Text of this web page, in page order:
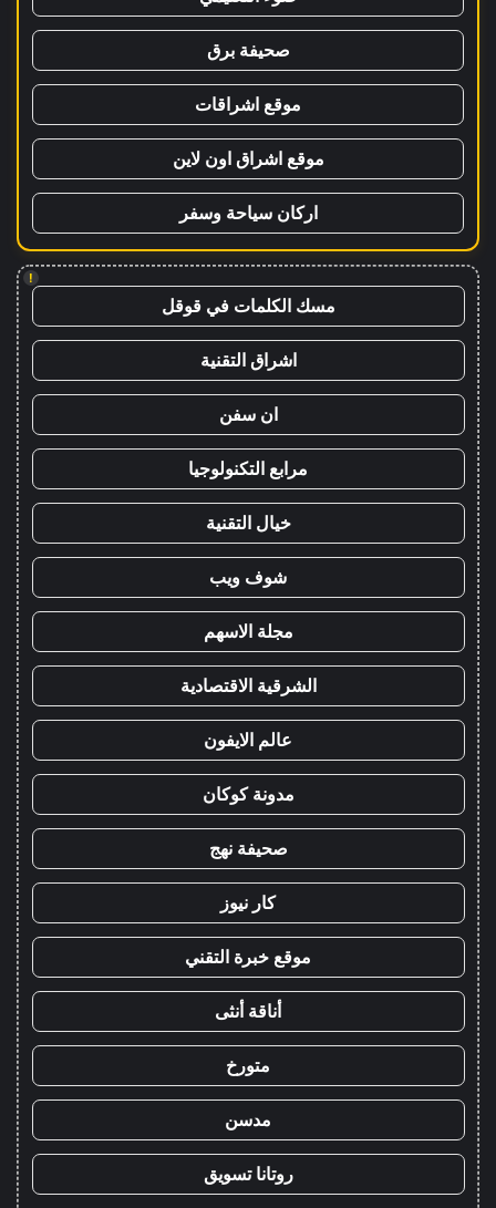
صحيفة برق
موقع اشراقات
موقع اشراق اون لاين
اركان سياحة وسفر
!
مسك الكلمات في قوقل
اشراق التقنية
ان سفن
مرابع التكنولوجيا
خيال التقنية
شوف ويب
مجلة الاسهم
الشرقية الاقتصادية
عالم الايفون
مدونة كوكان
صحيفة نهج
كار نيوز
موقع خبرة التقني
أناقة أنثى
متورخ
مدسن
روتانا تسويق